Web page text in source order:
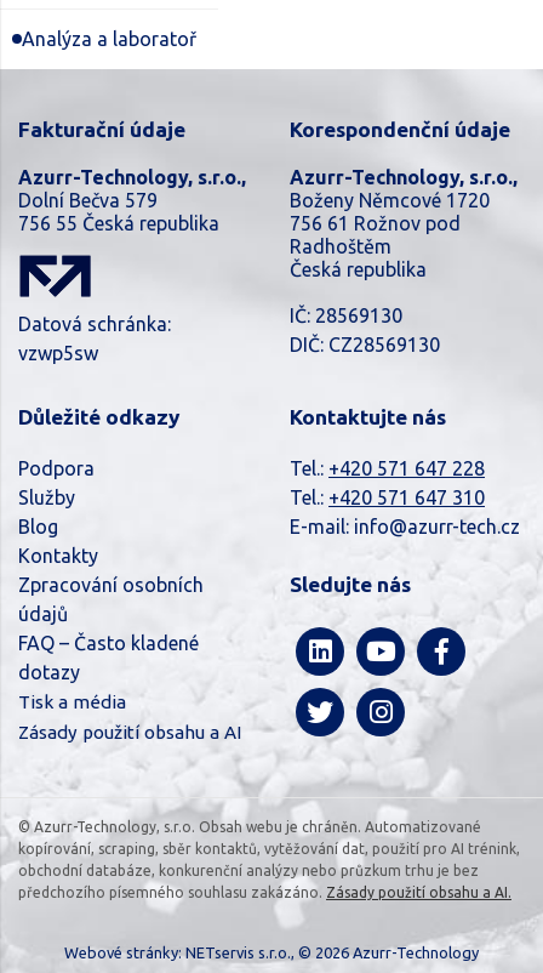
Analýza a laboratoř
Fakturační údaje
Azurr-Technology, s.r.o.,
Dolní Bečva 579
756 55 Česká republika
Datová schránka:
vzwp5sw
Korespondenční údaje
Azurr-Technology, s.r.o.,
Boženy Němcové 1720
756 61 Rožnov pod
Radhoštěm
Česká republika
IČ: 28569130
DIČ: CZ28569130
Důležité odkazy
Podpora
Služby
Blog
Kontakty
Zpracování osobních
údajů
FAQ – Často kladené
dotazy
Tisk a média
Zásady použití obsahu a AI
Kontaktujte nás
Tel.: +420 571 647 228
Tel.: +420 571 647 310
E-mail: info@azurr-tech.cz
Sledujte nás
© Azurr-Technology, s.r.o. Obsah webu je chráněn. Automatizované
kopírování, scraping, sběr kontaktů, vytěžování dat, použití pro AI trénink,
obchodní databáze, konkurenční analýzy nebo průzkum trhu je bez
předchozího písemného souhlasu zakázáno. Zásady použití obsahu a AI.
Webové stránky:NETservis s.r.o., © 2026 Azurr-Technology